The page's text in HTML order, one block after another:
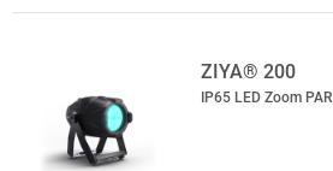
ZIYA® 200
IP65 LED Zoom PAR